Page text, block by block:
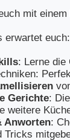
mit
erwartet euch:
: Lerne die
Gerichte:
weitere
Anworten:
Tricks